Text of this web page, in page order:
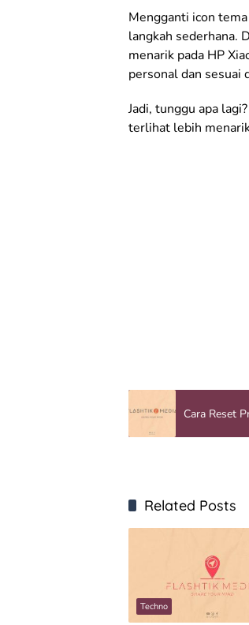
Mengganti icon
langkah sederhana.
menarik pada HP
personal dan sesuai
Jadi, tunggu apa
terlihat lebih
Cara Reset
Related Posts
Techno